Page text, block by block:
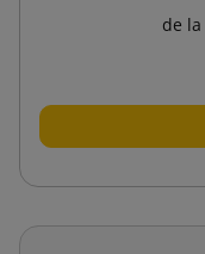
de la